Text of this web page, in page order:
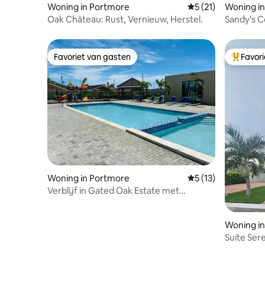
Woning in Portmore Gemiddelde
5 (21)
Oak Château: Rust, Vernieuw, Herstel.
Woning
Sandy's
Favoriet van gasten
Favoriet van gasten
Woning in Portmore Gemiddelde
5 (13)
Verblijf in Gated Oak Estate met
Woning
Suite